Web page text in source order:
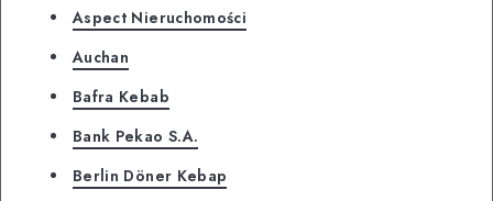
Aspect Nieruchomości
Auchan
Bafra Kebab
Bank Pekao S.A.
Berlin Döner Kebap